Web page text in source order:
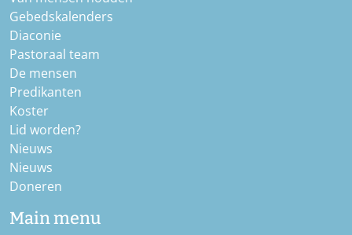
Gebedskalenders
Diaconie
Pastoraal team
De mensen
Predikanten
Koster
Lid worden?
Nieuws
Nieuws
Doneren
Main menu